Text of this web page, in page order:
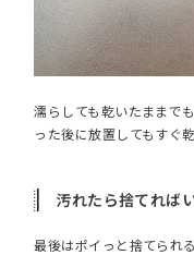
濡らしても乾いたままで
った後に放置してもすぐ乾
汚れたら捨てれば
最後はポイっと捨てられ